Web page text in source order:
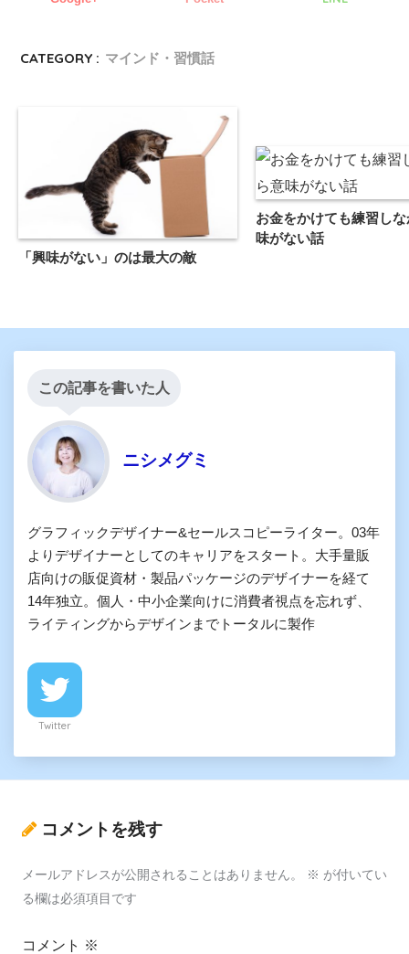
CATEGORY : マインド・習慣話
「興味がない」のは最大の敵
お金をかけても練習し
味がない話
この記事を書いた人
ニシメグミ
グラフィックデザイナー&セールスコピーライター。03年
よりデザイナーとしてのキャリアをスタート。大手量販
店向けの販促資材・製品パッケージのデザイナーを経て
14年独立。個人・中小企業向けに消費者視点を忘れず、
ライティングからデザインまでトータルに製作
Twitter
コメントを残す
メールアドレスが公開されることはありません。 ※ が付いてい
る欄は必須項目です
コメント ※